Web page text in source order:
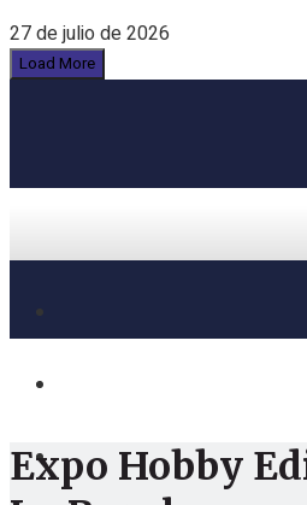
27 de julio de 2026
Load More
Expo Hobby